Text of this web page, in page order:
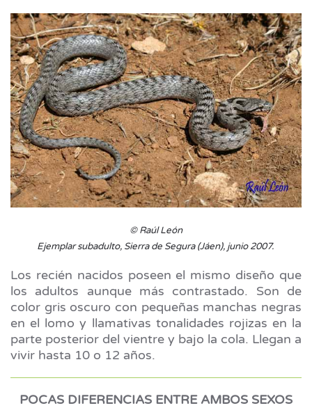
© Raúl León
Ejemplar subadulto, Sierra de Segura (Jáen), junio 2007.
Los recién nacidos poseen el mismo diseño que
los adultos aunque más contrastado. Son de
color gris oscuro con pequeñas manchas negras
en el lomo y llamativas tonalidades rojizas en la
parte posterior del vientre y bajo la cola. Llegan a
vivir hasta 10 o 12 años.
POCAS DIFERENCIAS ENTRE AMBOS SEXOS